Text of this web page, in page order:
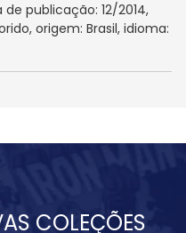
de publicação: 12/2014,
origem: Brasil, idioma:
COLEÇÕES